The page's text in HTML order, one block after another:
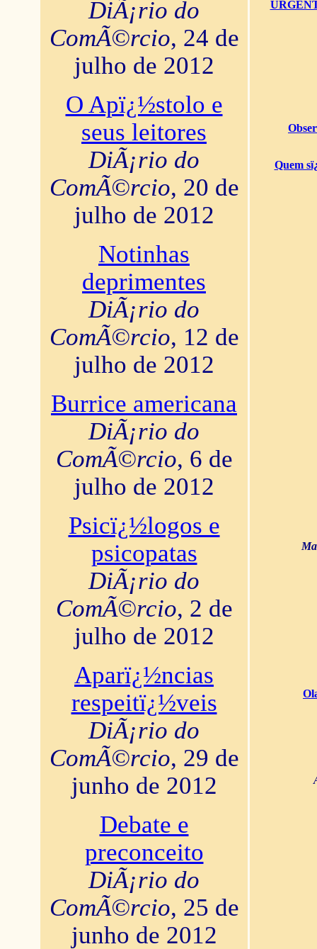
DiÃ¡rio do
ComÃ©rcio, 24 de
julho de 2012
O Apï¿½stolo e
seus leitores
DiÃ¡rio do
ComÃ©rcio, 20 de
julho de 2012
Notinhas
deprimentes
DiÃ¡rio do
ComÃ©rcio, 12 de
julho de 2012
Burrice americana
DiÃ¡rio do
ComÃ©rcio, 6 de
julho de 2012
Psicï¿½logos e
psicopatas
DiÃ¡rio do
ComÃ©rcio, 2 de
julho de 2012
Aparï¿½ncias
respeitï¿½veis
DiÃ¡rio do
ComÃ©rcio, 29 de
junho de 2012
Debate e
preconceito
DiÃ¡rio do
ComÃ©rcio, 25 de
junho de 2012
Quem